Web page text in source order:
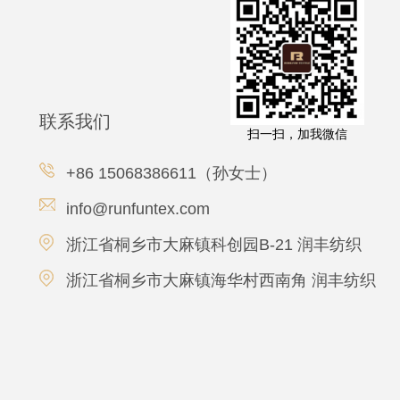
扫一扫，加我微信
联系我们
+86 15068386611（孙女士）
info@runfuntex.com
浙江省桐乡市大麻镇科创园B-21 润丰纺织
浙江省桐乡市大麻镇海华村西南角 润丰纺织